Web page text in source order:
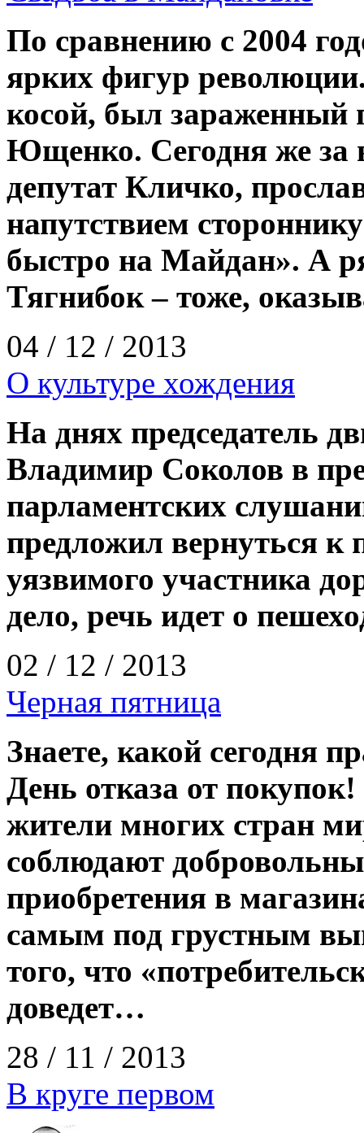
По сравнению с 2004
ярких фигур
косой, был зараженный
Ющенко. Сегодня же за
депутат Кличко,
напутствием
быстро на Майдан». А
Тягнибок – тоже,
04 / 12 / 2013
О культуре хождения
На днях председатель
Владимир Соколов в
парламентских
предложил вернуться к
уязвимого участника
дело, речь идет о
02 / 12 / 2013
Черная пятница
Знаете, какой сегодня
День отказа от
жители многих стран
соблюдают
приобретения в
самым под грустным
того, что
доведет…
28 / 11 / 2013
В круге первом